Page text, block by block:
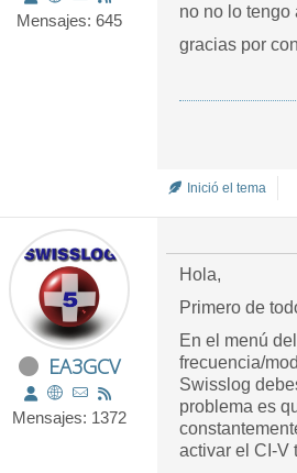
Mensajes: 645
no no lo tengo
gracias por
Inició el tema
EA3GCV
Mensajes: 1372
Hola,
Primero de
En el menú
frecuencia/
Swisslog
problema es
activar el CI-V